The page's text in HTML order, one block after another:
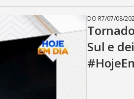
DO R7/07/08/
Sul e